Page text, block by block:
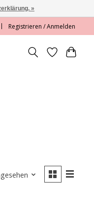
Registrieren / Anmelden
»